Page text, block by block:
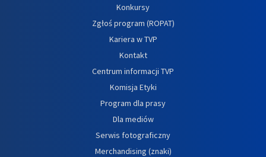
Konkursy
Zgłoś program (ROPAT)
Kariera w TVP
Kontakt
Centrum informacji TVP
Komisja Etyki
Program dla prasy
Dla mediów
Serwis fotograficzny
Merchandising (znaki)